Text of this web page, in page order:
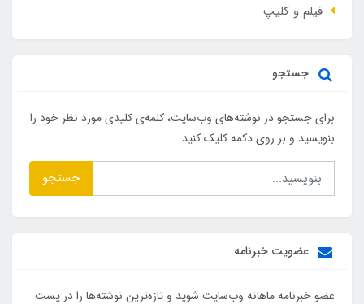
فیلم و کلیپ
جستجو
برای جستجو در نوشته‌های وب‌سایت، کلمه‌ی کلیدی مورد نظر خود را
بنویسید و بر روی دکمه کلیک کنید.
جستجو
عضویت خبرنامه
عضو خبرنامه ماهانه وب‌سایت شوید و تازه‌ترین نوشته‌ها را در پست